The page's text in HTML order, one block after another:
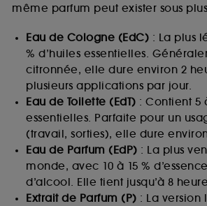
même parfum peut exister sous
Eau de Cologne (EdC) : La plus
% d’huiles essentielles.
citronnée, elle dure environ 2
plusieurs applications par jour.
Eau de Toilette (EdT) : Contient 5
essentielles. Parfaite pour un
(travail, sorties), elle dure
Eau de Parfum (EdP) : La plus
monde, avec 10 à 15 %
d’alcool. Elle tient jusqu’à 8
Extrait de Parfum (P) : La version